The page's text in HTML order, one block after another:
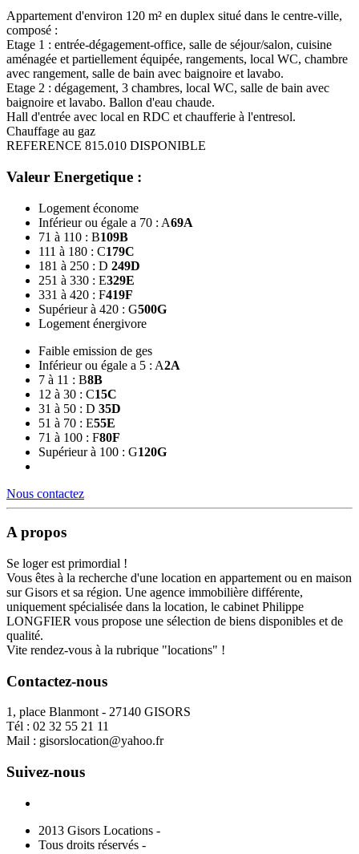
Appartement d'environ 120 m² en duplex situé dans le centre-ville,
composé :
Etage 1 : entrée-dégagement-office, salle de séjour/salon, cuisine
aménagée et partiellement équipée, rangements, local WC, chambre
avec rangement, salle de bain avec baignoire et lavabo.
Etage 2 : dégagement, 3 chambres, local WC, salle de bain avec
baignoire et lavabo. Ballon d'eau chaude.
Hall d'entrée avec local en RDC et chaufferie à l'entresol.
Chauffage au gaz
REFERENCE 815.010 DISPONIBLE
Valeur Energetique :
Logement économe
Inférieur ou égale a 70 : A69A
71 à 110 : B109B
111 à 180 : C179C
181 à 250 : D 249D
251 à 330 : E329E
331 à 420 : F419F
Supérieur à 420 : G500G
Logement énergivore
Faible emission de ges
Inférieur ou égale a 5 : A2A
7 à 11 : B8B
12 à 30 : C15C
31 à 50 : D 35D
51 à 70 : E55E
71 à 100 : F80F
Supérieur à 100 : G120G
Nous contactez
A propos
Se loger est primordial !
Vous êtes à la recherche d'une location en appartement ou en maison
sur Gisors et sa région. Une agence immobilière différente,
uniquement spécialisée dans la location, le cabinet Philippe
LONGFIER vous propose une sélection de biens disponibles et de
qualité.
Vite rendez-vous à la rubrique "locations" !
Contactez-nous
1, place Blanmont - 27140 GISORS
Tél : 02 32 55 21 11
Mail : gisorslocation@yahoo.fr
Suivez-nous
2013 Gisors Locations -
Tous droits réservés -